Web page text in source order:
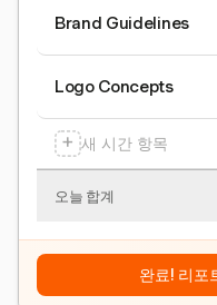
Brand Guidelines
Logo Concepts
+ 새 시간 항목
오늘 합계
완료! 리포